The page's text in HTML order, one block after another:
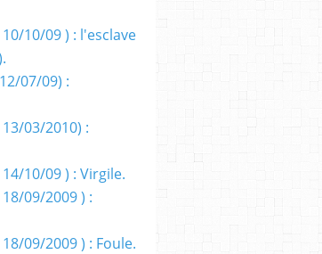
10/09 ) : l'esclave
07/09) :
03/2010) :
10/09 ) : Virgile.
09/2009 ) :
09/2009 ) : Foule.